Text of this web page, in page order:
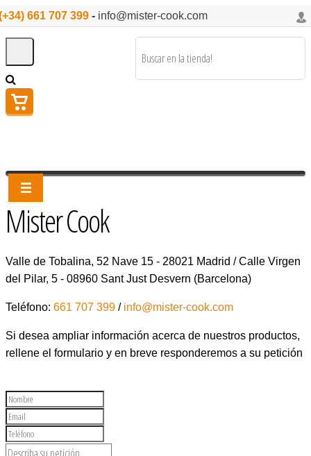
661 707 399 - info@mister-cook.com
Mister Cook
Valle de Tobalina, 52 Nave 15 - 28021 Madrid / Calle Virgen
del Pilar, 5 - 08960 Sant Just Desvern (Barcelona)
Teléfono: 661 707 399 / info@mister-cook.com
Si desea ampliar información acerca de nuestros productos,
rellene el formulario y en breve responderemos a su petición